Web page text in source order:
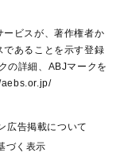
ービスが、著作権者か
であることを示す登録
の詳細、ABJマークを
aebs.or.jp/
広告掲載について
づく表示